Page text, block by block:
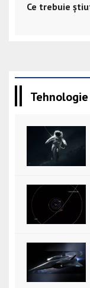
Ce trebuie
Tehnologie